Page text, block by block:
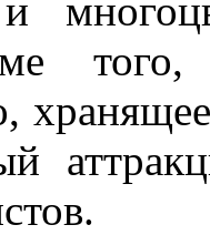
и
того,